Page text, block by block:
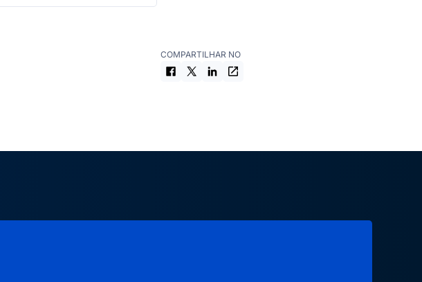
COMPARTILHAR NO